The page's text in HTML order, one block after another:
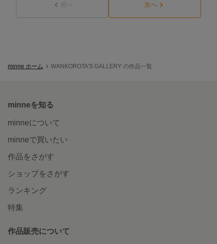
前へ 次へ
minne ホーム WANKOROTA'S GALLERY の作品一覧
minneを知る
minneについて
minneで買いたい
作品をさがす
ショップをさがす
ランキング
特集
作品販売について